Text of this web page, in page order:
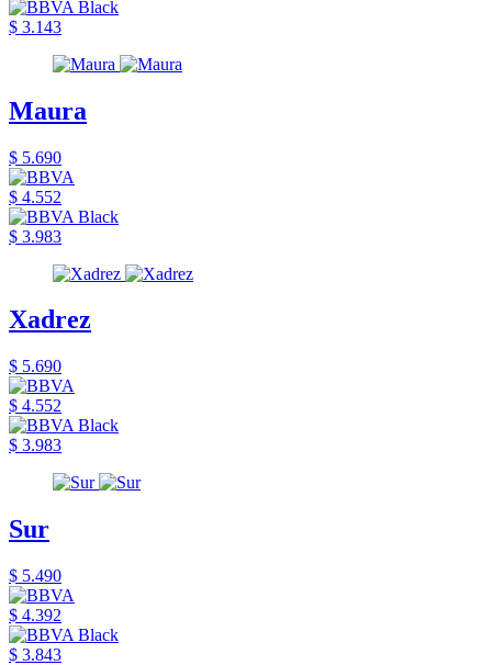
$ 3.143
Maura
$ 5.690
$ 4.552
$ 3.983
Xadrez
$ 5.690
$ 4.552
$ 3.983
Sur
$ 5.490
$ 4.392
$ 3.843